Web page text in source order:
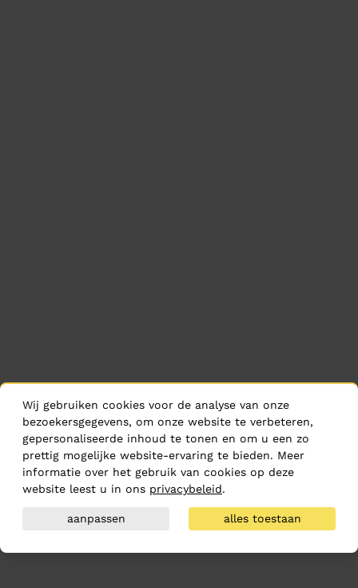
Wij gebruiken cookies voor de analyse van onze
bezoekersgegevens, om onze website te verbeteren,
gepersonaliseerde inhoud te tonen en om u een zo
prettig mogelijke website-ervaring te bieden. Meer
informatie over het gebruik van cookies op deze
website leest u in ons privacybeleid.
aanpassen alles toestaan